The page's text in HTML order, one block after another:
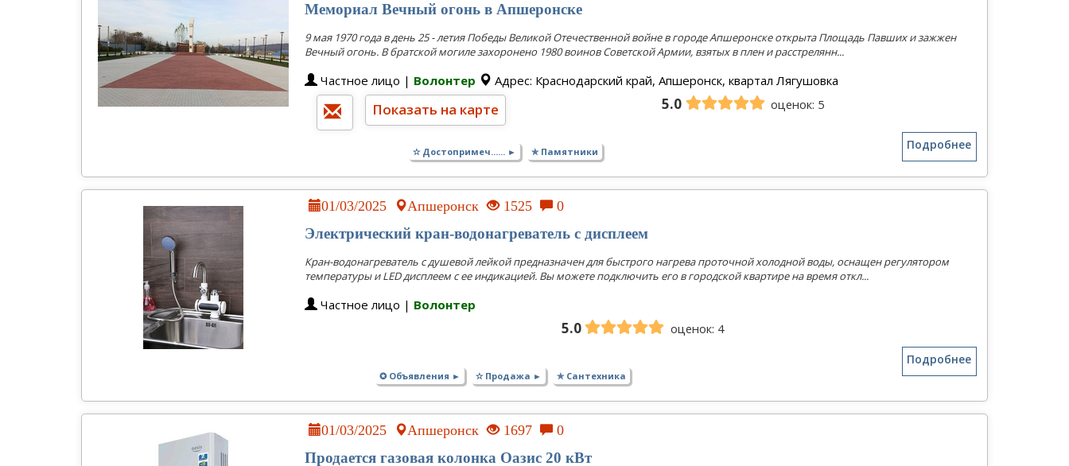
Мемориал Вечный огонь в Апшеронске
9 мая 1970 года в день 25 - летия Победы Великой Отечественной войне в городе Апшеронске открыта Площадь Павших и зажжен
Вечный огонь. В братской могиле захоронено 1980 воинов Советской Армии, взятых в плен и расстрелянн...
Частное лицо | Волонтер Адрес: Краснодарский край, Апшеронск, квартал Лягушовка
Показать на карте 5.0 оценок: 5
Подробнее
✫ Достопримеч...... ► ✯ Памятники
01/03/2025 Апшеронск 1525 0
Электрический кран-водонагреватель с дисплеем
Кран-водонагреватель с душевой лейкой предназначен для быстрого нагрева проточной холодной воды, оснащен регулятором
температуры и LED дисплеем с ее индикацией. Вы можете подключить его в городской квартире на время откл...
Частное лицо | Волонтер
5.0 оценок: 4
Подробнее
✪ Объявления ► ✫ Продажа ► ✯ Сантехника
01/03/2025 Апшеронск 1697 0
Продается газовая колонка Оазис 20 кВт